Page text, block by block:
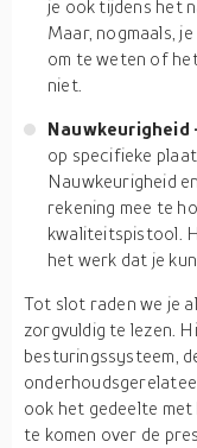
je ook tijdens het
Maar, nogmaals,
om te weten of
niet.
Nauwkeurigheid
op specifieke
Nauwkeurigheid
rekening mee te
kwaliteitspistool.
het werk dat je
Tot slot raden we je
zorgvuldig te lezen.
besturingssysteem,
ook het gedeelte
te komen over de